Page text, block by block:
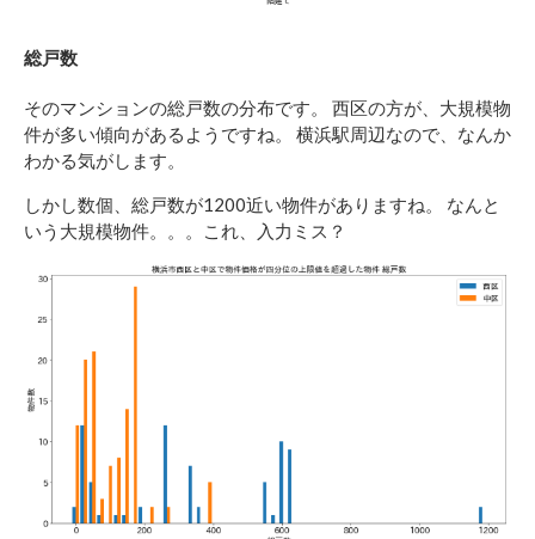
総戸数
そのマンションの総戸数の分布です。 西区の方が、大規模物
件が多い傾向があるようですね。 横浜駅周辺なので、なんか
わかる気がします。
しかし数個、総戸数が1200近い物件がありますね。 なんと
いう大規模物件。。。これ、入力ミス？